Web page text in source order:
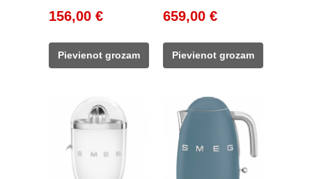
Original
was:
178,00 €.
156,00 €Current
156,00 €.
Pievienot grozam
Original
was:
777,00 €.
659,00 €Current
659,00 €.
Pievienot grozam